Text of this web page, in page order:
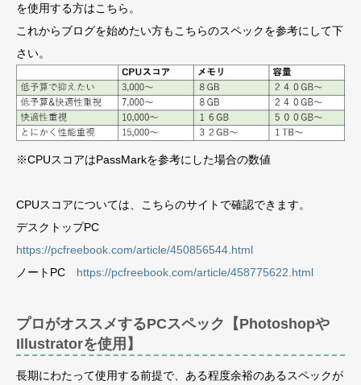
を使用する方はこちら。
これからブログを始めたい方もこちらのスペックを参考にして下
さい。
※CPUスコアはPassMarkを参考にした場合の数値
CPUスコアについては、こちらのサイトで確認できます。
デスクトップPC
https://pcfreebook.com/article/450856544.html
ノートPC https://pcfreebook.com/article/458775622.html
プロがオススメするPCスペック【Photoshopや
Illustratorを使用】
長期にわたって使用する前提で、ある程度余裕のあるスペックが